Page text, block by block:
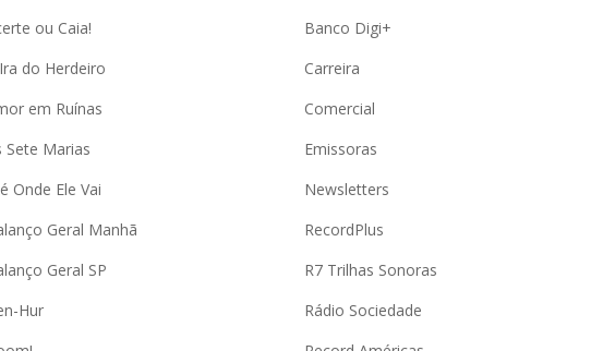
ou Caia!
do Herdeiro
em Ruínas
Sete Marias
Onde Ele Vai
Geral Manhã
Geral SP
Hur
Banco Digi+
Carreira
Comercial
Emissoras
Newsletters
RecordPlus
R7 Trilhas Sonoras
Rádio Sociedade